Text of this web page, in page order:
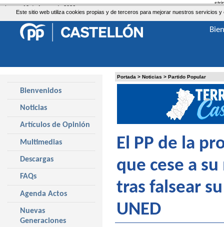
Este sitio web utiliza cookies propias y de terceros para mejorar nuestros servicios
Portada > Noticias > Partido Popular
El PP de la
que cese a
tras falsear
UNED
Bienvenidos
Noticias
Artículos de Opinión
Multimedias
Descargas
FAQs
Agenda Actos
Nuevas
Generaciones
Lunes, 10 de Agosto de 2026